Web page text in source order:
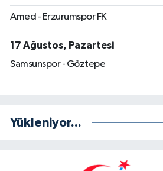
Amed - Erzurumspor FK
17 Ağustos, Pazartesi
Samsunspor - Göztepe
Yükleniyor...